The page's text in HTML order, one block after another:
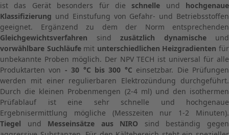
ist das Gerät besonders für dieschnelle und hochgenaue
Klassifizierung und Einstufung von Gefahr- und Betriebsstoffen
geeignet. Ergänzend zu dem der Norm entsprechenden
Gleichgewichtsverfahren sind zusätzlich dynamischeund
vorwählbare Suchläufe mit unterschiedlichen Heizgradienten für
unbekannte Proben möglich. Der NPV TECH ist universal für alle
Produktarten von - 30 °C bis 300 °C einsetzbar. Die Prüfungen
werden mit einer regulierbaren Elektrozündung durchgeführt.
Durch die kleinen Probenmengen (2-4 ml) und den isothermen
Prüfablauf ist eine sehr schnelle und hochgenaue
Ergebnisermittlung mögliche (Messzeiten nur 1-2 Minuten).
Tiegel und Messeinsätze aus NIRO sind beständig gegen